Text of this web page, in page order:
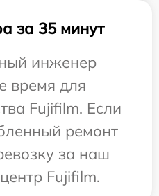
за 35 минут
инженер
время для
Fujifilm. Если
ремонт
за наш
Fujifilm.